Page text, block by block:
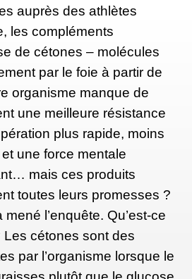
auprès des athlètes
les compléments
de cétones – molécules
par le foie à partir de
organisme manque de
une meilleure résistance
plus rapide, moins
une force mentale
mais ces produits
toutes leurs promesses ?
l’enquête. Qu’est-ce
cétones sont des
par l’organisme lorsque le